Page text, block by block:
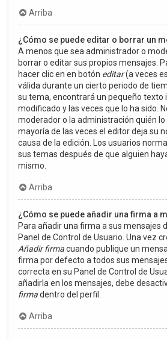
Arriba
¿Cómo se puede editar o borrar un
A menos que sea administrador o
borrar o editar sus propios mensajes.
hacer clic en en botón editar(a veces
válida durante un cierto periodo de
su tema, encontrará un pequeño texto
modificado y las veces que lo ha sido.
moderador o la administración quién lo
mayoría de las veces el editor deja su
causa de la edición. Los usuarios
sus temas después de que alguien
mismo.
Arriba
¿Cómo se puede añadir una firma a
Para añadir una firma a sus mensajes
Panel de Control de Usuario. Una vez
Añadir firmacuando publique un
firma por defecto a todos sus
correcta en su Panel de Control de
añadirla en los mensajes, debe
firmadentro del perfil.
Arriba